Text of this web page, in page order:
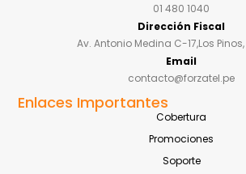
01 480 1040
Dirección Fiscal
Av. Antonio Medina C-17,Los
Email
contacto@forzatel.pe
Enlaces Importantes
Cobertura
Promociones
Soporte